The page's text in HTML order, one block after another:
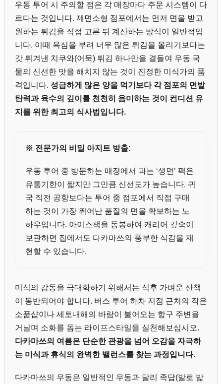
우동 투어 시 주의할 점은 각 매장마다 주문 시스템이 다
르다는 것입니다. 제면소형 점포에서는 먼저 면을 받고
원하는 튀김을 직접 고른 뒤 계산하는 방식이 일반적입
니다. 이때 욕심을 부려 너무 많은 튀김을 올리기보다는
갓 튀겨낸 치쿠와(어묵) 튀김 하나만을 곁들여 우동 국
물의 신선한 맛을 해치지 않는 것이 진정한 미식가의 품
격입니다. 성급하게 많은 양을 먹기보다 각 점포의 면발
탄력과 육수의 깊이를 천천히 음미하는 것이 컨디션 유
지를 위한 최고의 식사법입니다.
※ 전문가의 비밀 아지트 방출:
우동 투어 중 방문하는 매장에서 파는 ‘생면’ 팩은
유통기한이 짧지만 그만큼 신선도가 높습니다. 귀
국 직전 공항보다는 투어 중 점포에서 직접 구매
하는 것이 가장 뛰어난 품질의 면을 확보하는 노
하우입니다. 아이스팩을 동봉하여 캐리어 깊숙이
보관하면 집에서도 다카마쓰의 풍부한 식감을 재
현할 수 있습니다.
미식의 감동을 극대화하기 위해서는 식후 가벼운 산책
이 동반되어야 합니다. 버스 투어 하차 지점 근처의 작은
소품샵이나 세토내해의 바람이 불어오는 항구 주변을
거닐며 소화를 돕는 라이프스타일을 실천해보십시오.
다카마쓰의 여름은 단순한 관광을 넘어 오감을 자극하
는 미식과 휴식의 완벽한 밸런스를 찾는 과정입니다.
다카마쓰의 우동은 일반적인 우동과 달리 족답(발로 밟